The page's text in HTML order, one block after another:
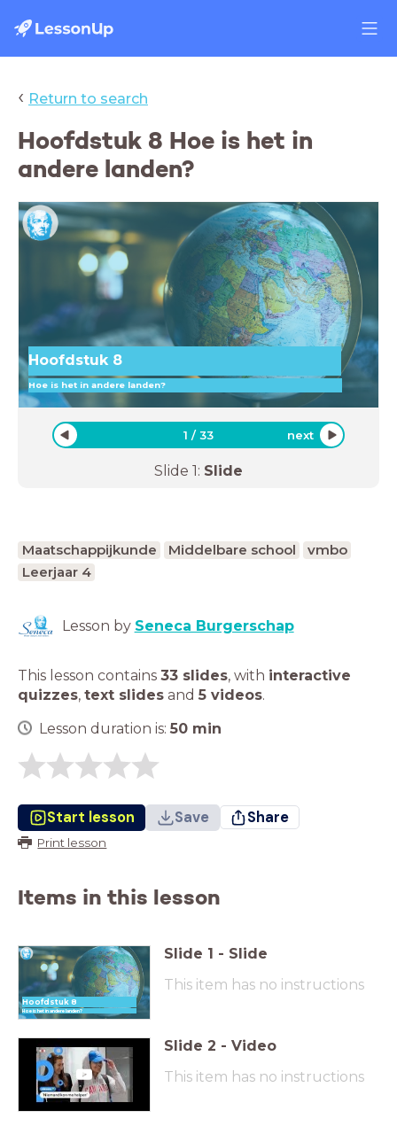
‹ Return to search
Hoofdstuk 8 Hoe is het in
andere landen?
Hoofdstuk 8
Hoe is het in andere landen?
1 /33 next
Slide 1: Slide
Maatschappijkunde Middelbare school
vmbo
Leerjaar 4
Lesson by Seneca Burgerschap
This lesson contains 33 slides, with interactive
quizzes, text slides and 5 videos.
Lesson duration is: 50 min
Start lesson Save Share
Print lesson
Items in this lesson
Hoofdstuk 8
Hoe is het in andere landen?
Slide 1 - Slide
This item has no instructions
Slide 2 - Video
This item has no instructions